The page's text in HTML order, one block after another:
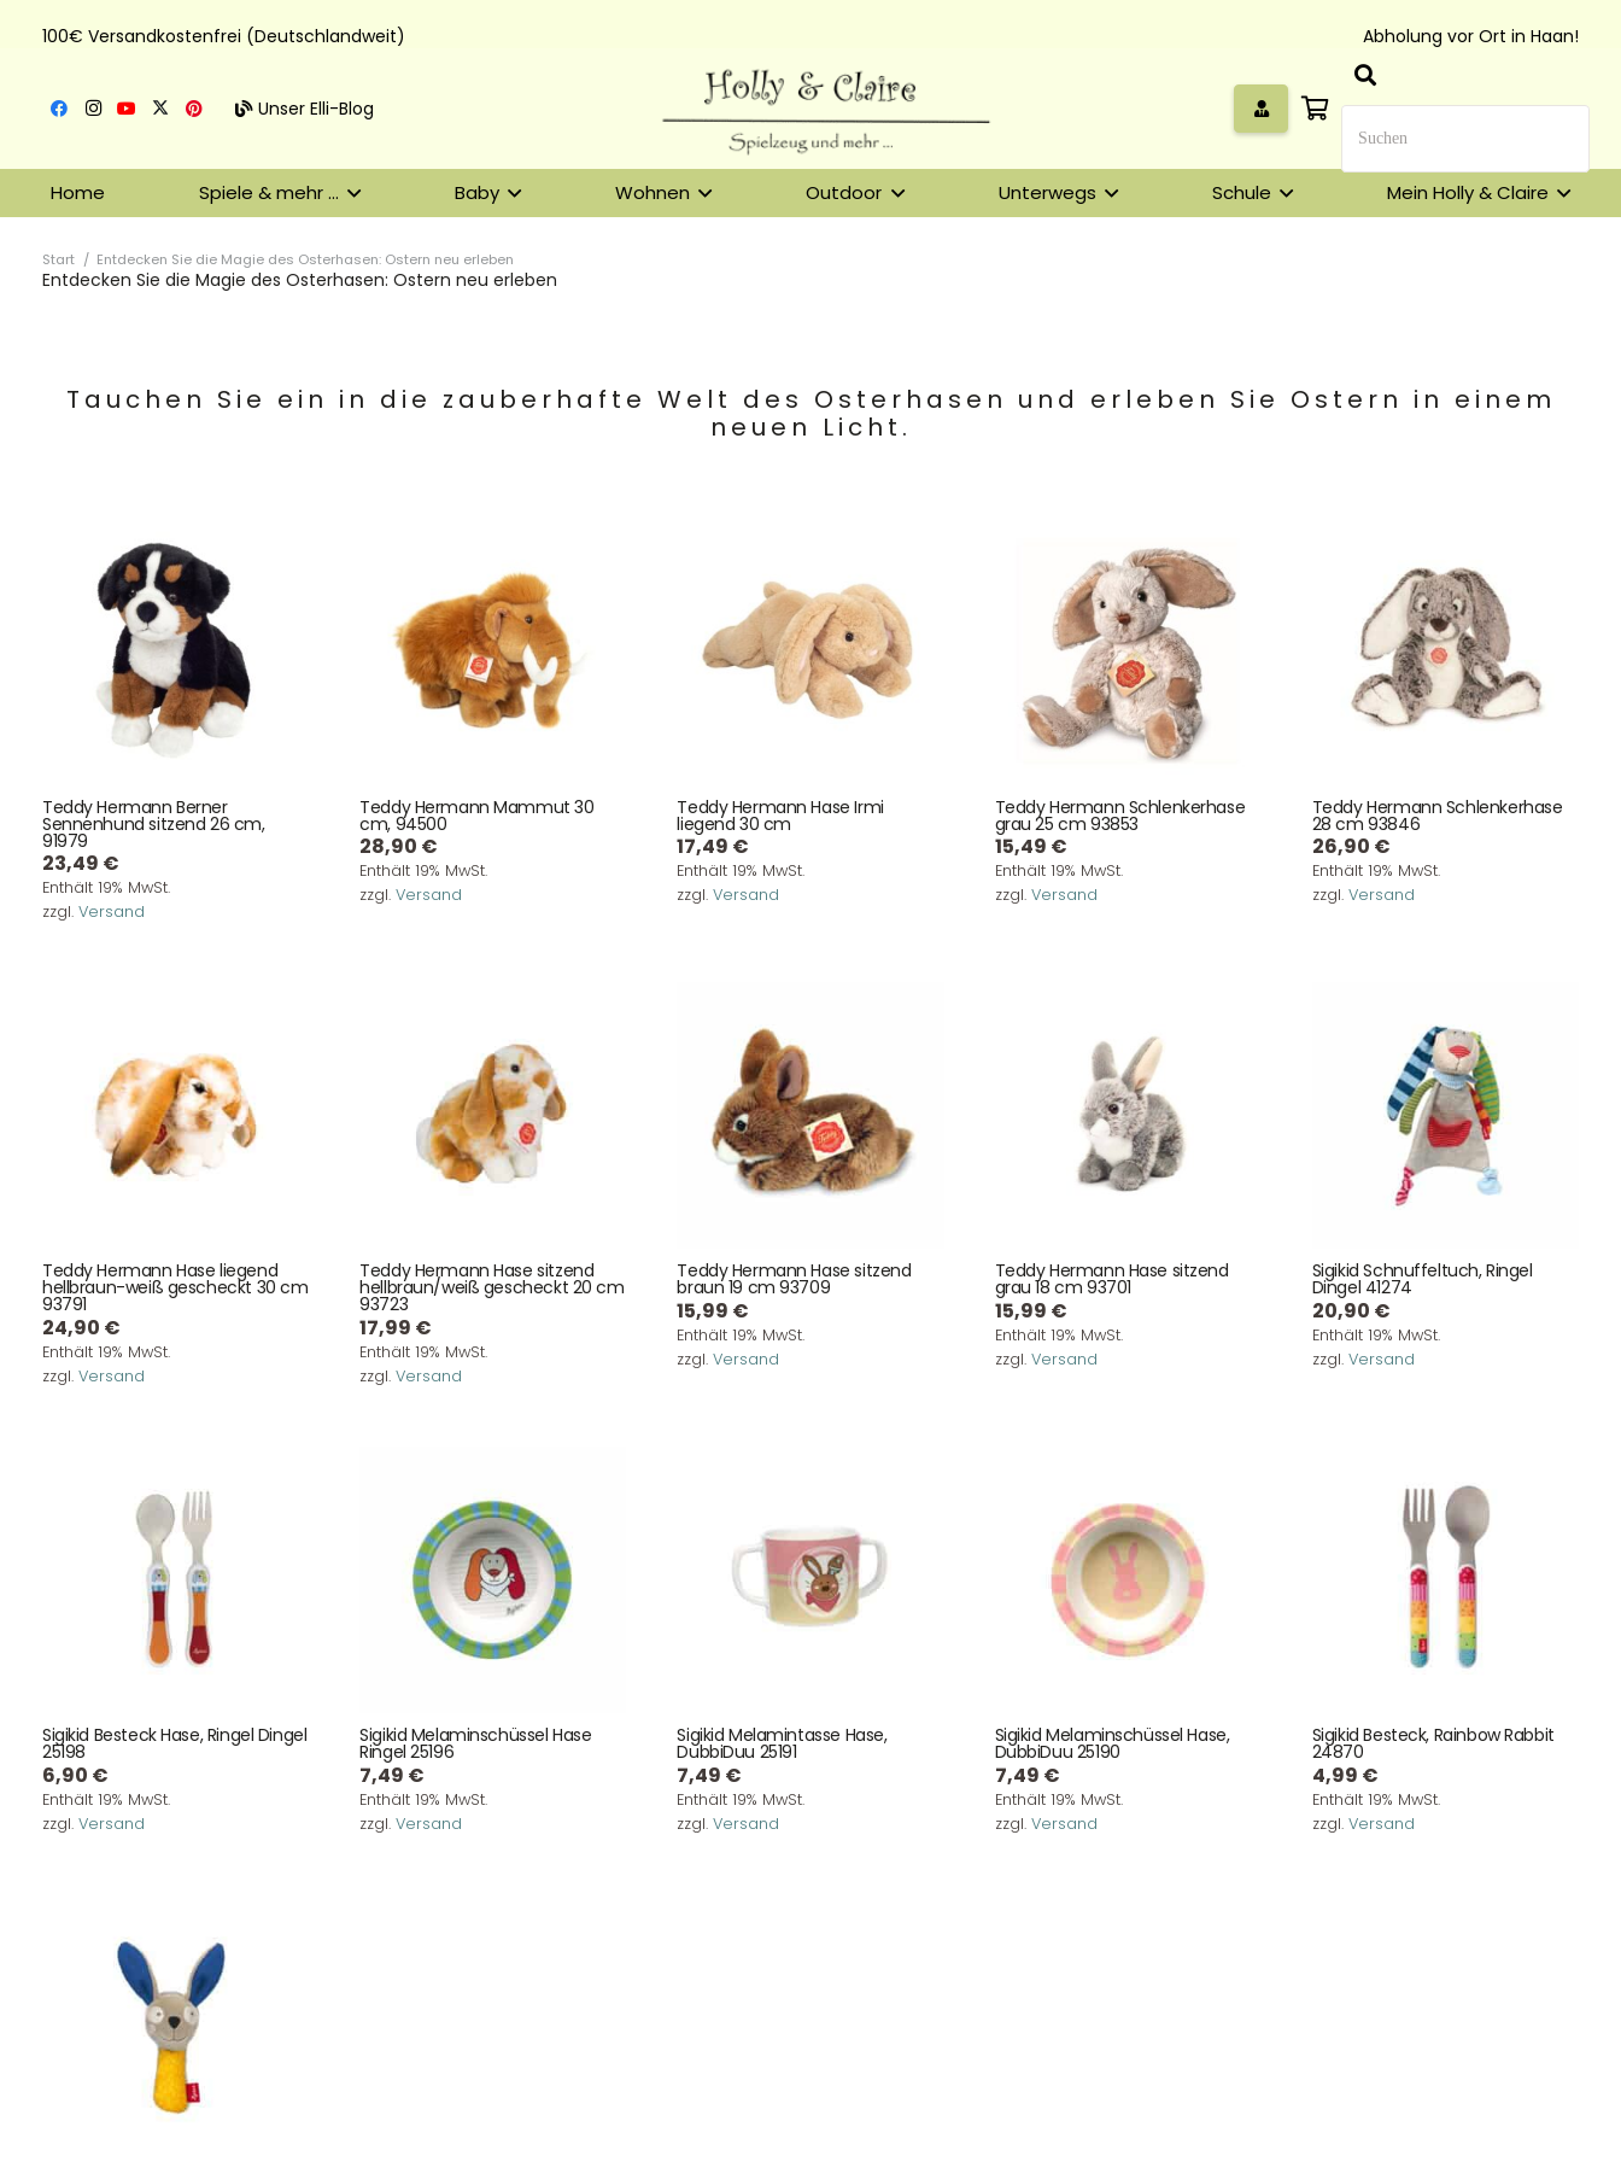
100€ Versandkostenfrei (Deutschlandweit) Abholung vor Ort in Haan!
Unser Elli-Blog
Home Spiele & mehr … Baby Wohnen Outdoor Unterwegs Schule Mein Holly & Claire
Start / Entdecken Sie die Magie des Osterhasen: Ostern neu erleben
Entdecken Sie die Magie des Osterhasen: Ostern neu erleben
Tauchen Sie ein in die zauberhafte Welt des Osterhasen und erleben Sie Ostern in einem
neuen Licht.
Teddy Hermann Berner
Sennenhund sitzend 26 cm,
91979
23,49 €
Enthält 19% MwSt.
zzgl. Versand
Teddy Hermann Mammut 30
cm, 94500
28,90 €
Enthält 19% MwSt.
zzgl.Versand
Teddy Hermann Hase Irmi
liegend 30 cm
17,49 €
Enthält 19% MwSt.
zzgl.Versand
Teddy Hermann Schlenkerhase
grau 25 cm 93853
15,49 €
Enthält 19% MwSt.
zzgl. Versand
Teddy Hermann Schlenkerhase
28 cm 93846
26,90 €
Enthält 19% MwSt.
zzgl. Versand
Teddy Hermann Hase liegend
hellbraun-weiß gescheckt 30 cm
93791
24,90 €
Enthält 19% MwSt.
zzgl. Versand
Teddy Hermann Hase sitzend
hellbraun/weiß gescheckt 20 cm
93723
17,99 €
Enthält 19% MwSt.
zzgl.Versand
Teddy Hermann Hase sitzend
braun 19 cm 93709
15,99 €
Enthält 19% MwSt.
zzgl.Versand
Teddy Hermann Hase sitzend
grau 18 cm 93701
15,99 €
Enthält 19% MwSt.
zzgl. Versand
Sigikid Schnuffeltuch, Ringel
Dingel 41274
20,90 €
Enthält 19% MwSt.
zzgl. Versand
Sigikid Besteck Hase, Ringel Dingel
25198
6,90 €
Enthält 19% MwSt.
zzgl. Versand
Sigikid Melaminschüssel Hase
Ringel 25196
7,49 €
Enthält 19% MwSt.
zzgl.Versand
Sigikid Melamintasse Hase,
DubbiDuu 25191
7,49 €
Enthält 19% MwSt.
zzgl.Versand
Sigikid Melaminschüssel Hase,
DubbiDuu 25190
7,49 €
Enthält 19% MwSt.
zzgl. Versand
Sigikid Besteck, Rainbow Rabbit
24870
4,99 €
Enthält 19% MwSt.
zzgl. Versand
DHL Versand
Der Spielzeug – Handel aus Haan, wir versenden mit DHL.
Schnell, sicher und zuverlässig.
Service & Beratung
Bei allen Fragen zu unserem Sortiment sind wir per
und telefonisch für Sie erreichbar.
Kauf auch bei uns in Haan direkt abholen.
Unser Geschenkkorb
Eine besondere Möglichkeit, Familie und Freunden die
Wünsche per Facebook, Instagram, Twitter oder
WhatsApp mitzuteilen.
August-Macke-Weg 17,
42781 Haan
Tel: +49 2129 5654742
E-Mail: info@hollyclaire.de
Presseportal